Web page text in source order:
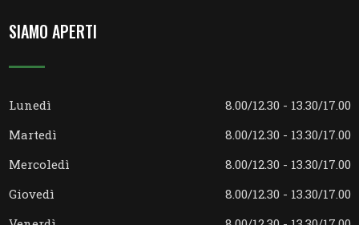
SIAMO APERTI
Lunedì
8.00/12.30 - 13.30/17.00
Martedì
8.00/12.30 - 13.30/17.00
Mercoledì
8.00/12.30 - 13.30/17.00
Giovedì
8.00/12.30 - 13.30/17.00